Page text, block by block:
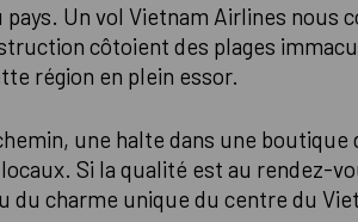
Un vol Vietnam Airlines nous
côtoient des plages
région en plein essor.
une halte dans une boutique
Si la qualité est au rendez-
du charme unique du centre du